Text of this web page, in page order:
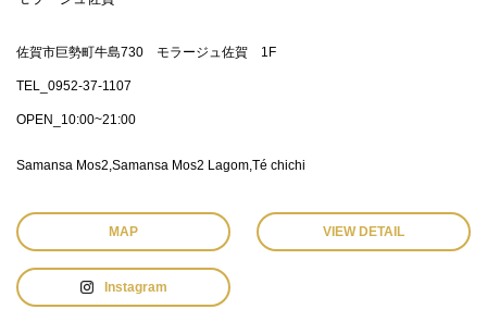
佐賀市巨勢町牛島730 モラージュ佐賀 1F
TEL_0952-37-1107
OPEN_10:00~21:00
Samansa Mos2 Samansa Mos2 Lagom Té chichi
MAP VIEW DETAIL
Instagram